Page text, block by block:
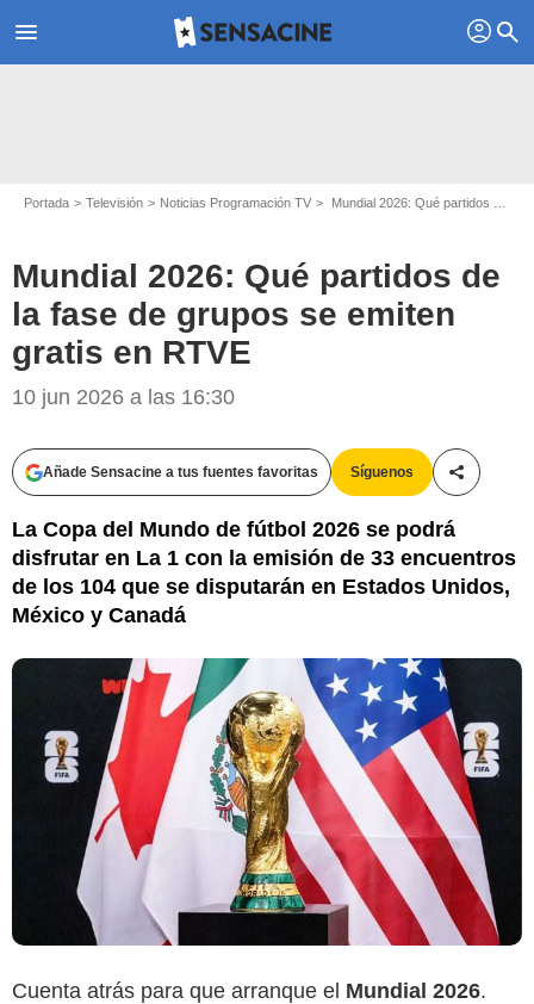
menu profil search
Portada Televisión Noticias Programación TV Mundial 2026: Qué partidos de la fase de grupos se emiten gratis en RTVE
Mundial 2026: Qué partidos de
la fase de grupos se emiten
gratis en RTVE
10 jun 2026 a las 16:30
Añade Sensacine a tus fuentes favoritas Síguenos
La Copa del Mundo de fútbol 2026 se podrá
disfrutar en La 1 con la emisión de 33 encuentros
de los 104 que se disputarán en Estados Unidos,
México y Canadá
Cuenta atrás para que arranque el Mundial 2026.